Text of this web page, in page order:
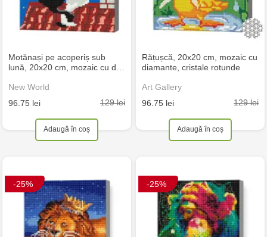
Motănași pe acoperiș sub
lună, 20x20 cm, mozaic cu d…
New World
96.75 lei
129 lei
Adaugă în coș
Rățușcă, 20x20 cm, mozaic cu
diamante, cristale rotunde
Art Gallery
96.75 lei
129 lei
Adaugă în coș
-25% -25%